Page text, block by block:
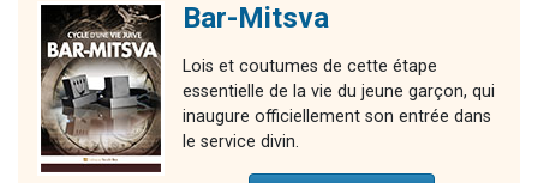
Bar-Mitsva
Lois et coutumes de cette étape
essentielle de la vie du jeune garçon, qui
inaugure officiellement son entrée dans
le service divin.